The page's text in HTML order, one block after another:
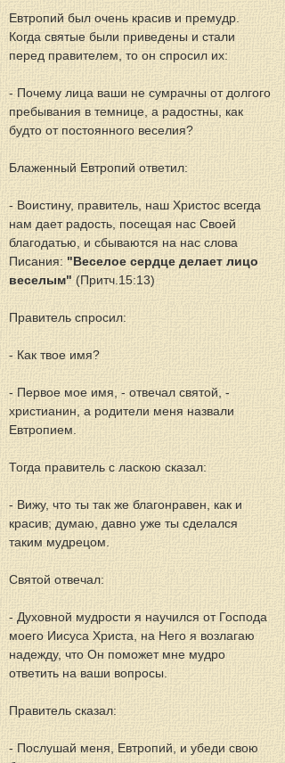
Евтропий был очень красив и премудр.
Когда святые были приведены и стали
перед правителем, то он спросил их:
- Почему лица ваши не сумрачны от долгого
пребывания в темнице, а радостны, как
будто от постоянного веселия?
Блаженный Евтропий ответил:
- Воистину, правитель, наш Христос всегда
нам дает радость, посещая нас Своей
благодатью, и сбываются на нас слова
Писания: "Веселое сердце делает лицо
веселым" (Притч.15:13)
Правитель спросил:
- Как твое имя?
- Первое мое имя, - отвечал святой, -
христианин, а родители меня назвали
Евтропием.
Тогда правитель с ласкою сказал:
- Вижу, что ты так же благонравен, как и
красив; думаю, давно уже ты сделался
таким мудрецом.
Святой отвечал:
- Духовной мудрости я научился от Господа
моего Иисуса Христа, на Него я возлагаю
надежду, что Он поможет мне мудро
ответить на ваши вопросы.
Правитель сказал:
- Послушай меня, Евтропий, и убеди свою